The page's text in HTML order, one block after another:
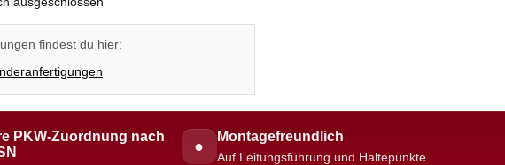
findest du hier:
PKW-Zuordnung nach
●
Montagefreundlich
Auf Leitungsführung und Haltepunkte